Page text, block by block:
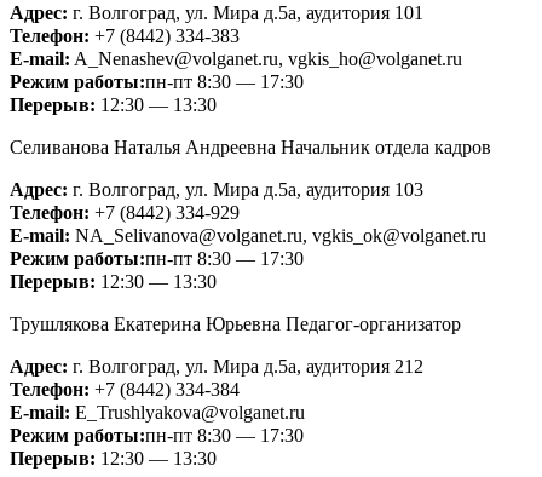
Адрес: г. Волгоград, ул. Мира д.5а, аудитория 101
Телефон: +7 (8442) 334-383
Е-mail: A_Nenashev@volganet.ru, vgkis_ho@volganet.ru
Режим работы:пн-пт 8:30 — 17:30
Перерыв: 12:30 — 13:30
Селиванова Наталья Андреевна Начальник отдела кадров
Адрес: г. Волгоград, ул. Мира д.5а, аудитория 103
Телефон: +7 (8442) 334-929
Е-mail: NA_Selivanova@volganet.ru, vgkis_ok@volganet.ru
Режим работы:пн-пт 8:30 — 17:30
Перерыв: 12:30 — 13:30
Трушлякова Екатерина Юрьевна Педагог-организатор
Адрес: г. Волгоград, ул. Мира д.5а, аудитория 212
Телефон: +7 (8442) 334-384
Е-mail: E_Trushlyakova@volganet.ru
Режим работы:пн-пт 8:30 — 17:30
Перерыв: 12:30 — 13:30